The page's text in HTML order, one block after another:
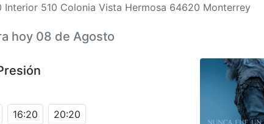
Interior 510 Colonia Vista Hermosa 64620 Monterrey
hoy 08 de Agosto
16:20 20:20